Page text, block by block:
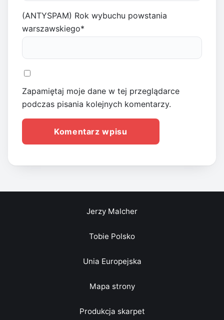
(ANTYSPAM) Rok wybuchu powstania
warszawskiego*
Zapamiętaj moje dane w tej przeglądarce
podczas pisania kolejnych komentarzy.
Jerzy Malcher
Tobie Polsko
Unia Europejska
Mapa strony
Produkcja skarpet